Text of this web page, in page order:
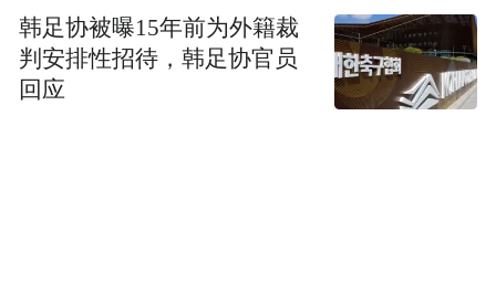
韩足协被曝15年前为外籍裁
判安排性招待，韩足协官员
回应